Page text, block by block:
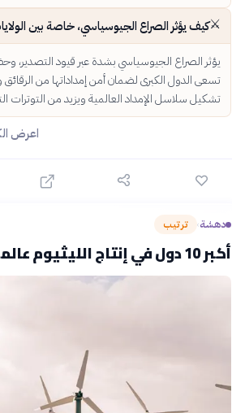
⚔️كيف يؤثر الصراع الجيوسياسي، خاصة بين
يؤثر الصراع الجيوسياسي بشدة عبر قيود التصدير،
تسعى الدول الكبرى لضمان أمن إمداداتها من الرقائق
تشكيل سلاسل الإمداد العالمية ويزيد من التوترات
اعرض
دهشة› ترتيب
أكبر 10 دول في إنتاج الليثيوم عالمياً 2023